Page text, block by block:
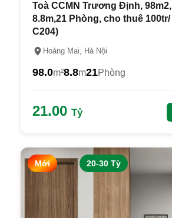
Toà CCMN Trương Định,
8.8m,21 Phòng, cho thuê 100tr/
C204)
Hoàng Mai, Hà Nội
98.0m²8.8m21Phòng
21.00 Tỷ
Mới 20-30 Tỳ